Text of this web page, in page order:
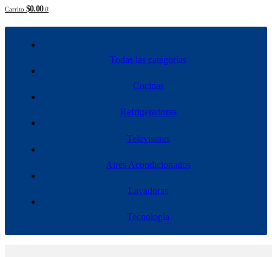
Carrito $0.00 0
Todas las categorías
Cocinas
Refrigeradoras
Televisores
Aires Acondicionados
Lavadoras
Tecnología